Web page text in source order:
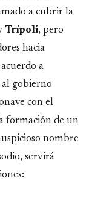
a cubrir la
Trípoli, pero
hacia
a
gobierno
con el
formación de un
nombre
servirá